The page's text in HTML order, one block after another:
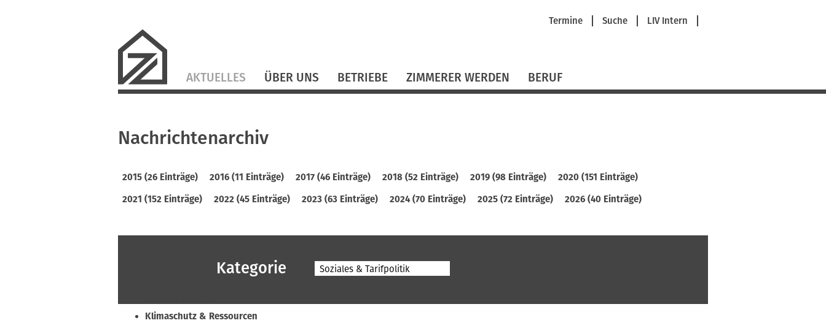
Navigation
Termine Suche LIV Intern
überspringen
AKTUELLES ÜBER UNS BETRIEBE ZIMMERER WERDEN BERUF
Nachrichtenarchiv
2015 (26 Einträge) 2016 (11 Einträge) 2017 (46 Einträge) 2018 (52 Einträge) 2019 (98 Einträge)
2020 (151 Einträge)
2021 (152 Einträge)
2022 (45 Einträge) 2023 (63 Einträge) 2024 (70 Einträge) 2025 (72 Einträge) 2026 (40 Einträge)
Kategorie Soziales & Tarifpolitik
Klimaschutz & Ressourcen